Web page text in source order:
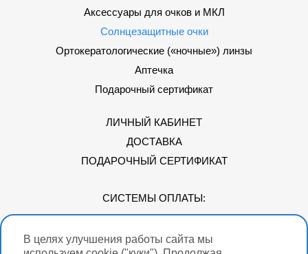
В целях улучшения работы сайта мы
Аксессуары для очков и МКЛ
Солнцезащитные очки
Ортокератологические («ночные») линзы
Аптечка
Подарочный сертификат
ЛИЧНЫЙ КАБИНЕТ
ДОСТАВКА
ПОДАРОЧНЫЙ СЕРТИФИКАТ
СИСТЕМЫ ОПЛАТЫ: